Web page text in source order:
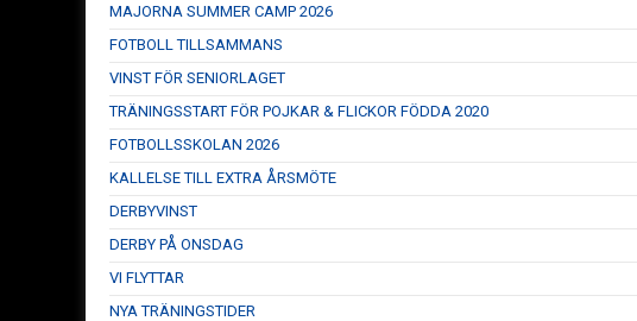
MAJORNA SUMMER CAMP 2026
FOTBOLL TILLSAMMANS
VINST FÖR SENIORLAGET
TRÄNINGSSTART FÖR POJKAR & FLICKOR FÖDDA 2020
FOTBOLLSSKOLAN 2026
KALLELSE TILL EXTRA ÅRSMÖTE
DERBYVINST
DERBY PÅ ONSDAG
VI FLYTTAR
NYA TRÄNINGSTIDER